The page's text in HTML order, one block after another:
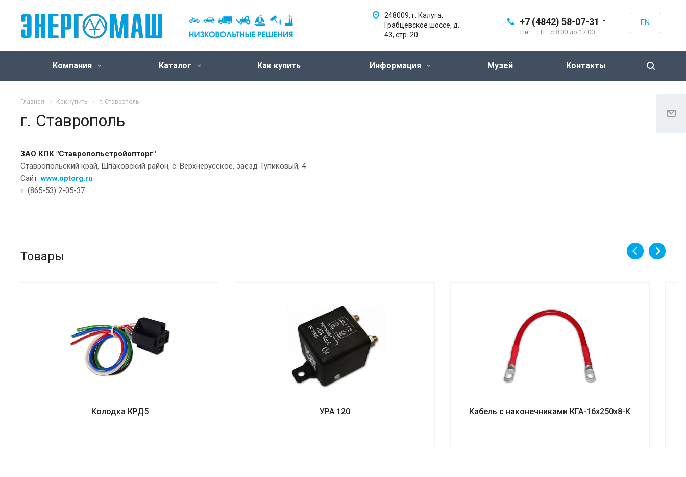
+7 (4842) 58-07-31
Пн. – Пт.: с 8:00 до 17:00
EN
248009, г. Калуга,
Грабцевское шоссе, д.
43, стр. 20
Компания Каталог Как купить Информация Музей Контакты
Главная Как купить г. Ставрополь
г. Ставрополь
ЗАО КПК "Ставропольстройопторг"
Ставропольский край, Шпаковский район, с. Верхнерусское, заезд Тупиковый, 4
Сайт:www.optorg.ru
т. (865-53) 2-05-37
Товары
Колодка КРД5 УРА 120 Кабель с наконечниками КГА-16х250х8-К